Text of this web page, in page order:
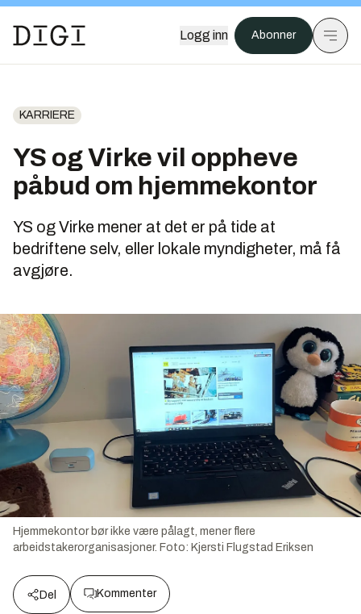
Logg inn Abonner
KARRIERE
YS og Virke vil oppheve
påbud om hjemmekontor
YS og Virke mener at det er på tide at
bedriftene selv, eller lokale myndigheter, må få
avgjøre.
Hjemmekontor bør ikke være pålagt, mener flere
arbeidstakerorganisasjoner. Foto: Kjersti Flugstad Eriksen
Del Kommenter